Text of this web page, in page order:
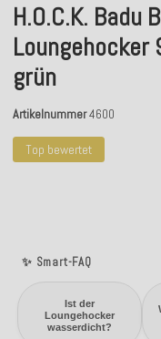
Top bewertet
✨ Smart-FAQ
Ist der
Loungehocker
wasserdicht?
H.O.C.K. Badu
grün
Artikelnummer4600